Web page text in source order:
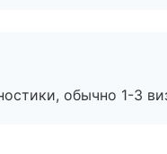
обычно 1-3